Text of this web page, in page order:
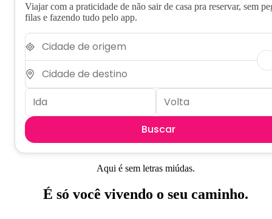
Viajar com a praticidade de não sair de casa pra reservar, sem
filas e fazendo tudo pelo app.
Buscar
Aqui é sem letras miúdas.
É só você vivendo o seu caminho.